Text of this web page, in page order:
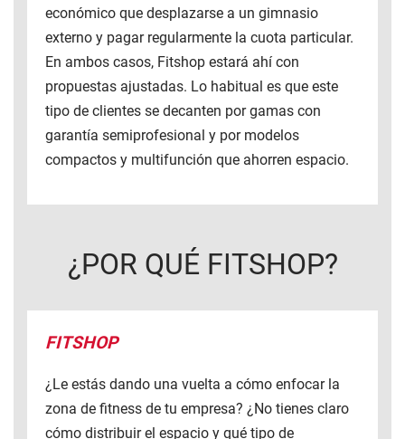
económico que desplazarse a un gimnasio
externo y pagar regularmente la cuota particular.
En ambos casos, Fitshop estará ahí con
propuestas ajustadas. Lo habitual es que este
tipo de clientes se decanten por gamas con
garantía semiprofesional y por modelos
compactos y multifunción que ahorren espacio.
¿POR QUÉ FITSHOP?
FITSHOP
¿Le estás dando una vuelta a cómo enfocar la
zona de fitness de tu empresa? ¿No tienes claro
cómo distribuir el espacio y qué tipo de